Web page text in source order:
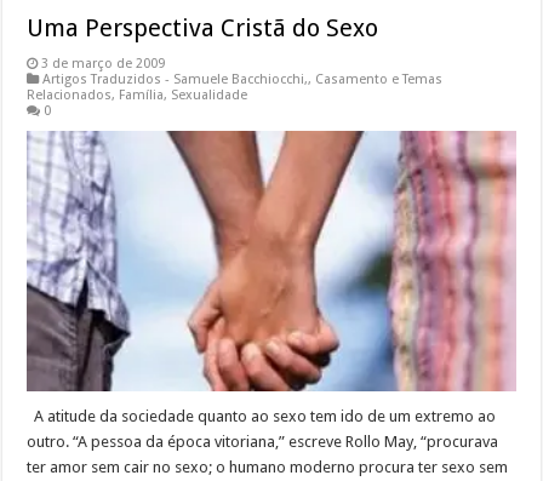
Uma Perspectiva Cristã do Sexo
3 de março de 2009
Artigos Traduzidos - Samuele Bacchiocchi,, Casamento e Temas
Relacionados, Família, Sexualidade
0
A atitude da sociedade quanto ao sexo tem ido de um extremo ao
outro. “A pessoa da época vitoriana,” escreve Rollo May, “procurava
ter amor sem cair no sexo; o humano moderno procura ter sexo sem